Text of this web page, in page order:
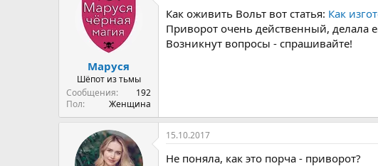
и
и
:
Маруся
Шёпот из тьмы
Сообщения
192
Пол
Женщина
Как оживить Вольт вот статья: Как
Приворот очень действенный, делала
Возникнут вопросы - спрашивайте!
15.10.2017
Не поняла, как это порча - приворот?